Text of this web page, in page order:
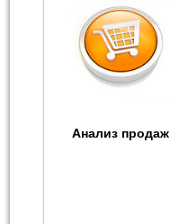
Анализ продаж